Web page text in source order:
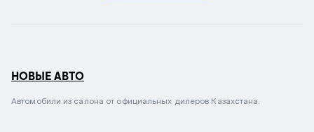
НОВЫЕ АВТО
Автомобили из салона от официальных дилеров Казахстана.